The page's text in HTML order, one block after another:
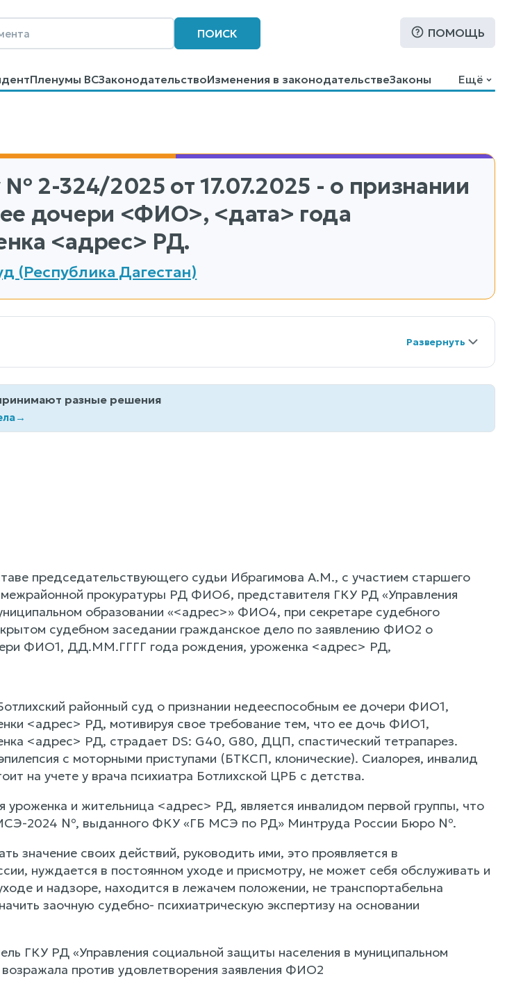
ПОИСК ПОМОЩЬ
Пленумы ВСЗаконодательствоИзменения в законодательствеЗаконы
Поиск
Ещё
№ 2-324/2025 от 17.07.2025 - о признании
дочери <ФИО>, <дата> года
<адрес> РД.
(Республика Дагестан)
разные решения
→
председательствующего судьи Ибрагимова А.М., с участием старшего
прокуратуры РД ФИО6, представителя ГКУ РД «Управления
образовании «<адрес>» ФИО4, при секретаре судебного
судебном заседании гражданское дело по заявлению ФИО2 о
ФИО1, ДД.ММ.ГГГГ года рождения, уроженка <адрес> РД,
районный суд о признании недееспособным ее дочери ФИО1,
<адрес> РД, мотивируя свое требование тем, что ее дочь ФИО1,
<адрес> РД, страдает DS: G40, G80, ДЦП, спастический тетрапарез.
с моторными приступами (БТКСП, клонические). Сиалорея, инвалид
на учете у врача психиатра Ботлихской ЦРБ с детства.
и жительница <адрес> РД, является инвалидом первой группы, что
МСЭ-2024 №, выданного ФКУ «ГБ МСЭ по РД» Минтруда России Бюро №.
значение своих действий, руководить ими, это проявляется в
нуждается в постоянном уходе и присмотру, не может себя обслуживать и
и надзоре, находится в лежачем положении, не транспортабельна
заочную судебно- психиатрическую экспертизу на основании
ГКУ РД «Управления социальной защиты населения в муниципальном
против удовлетворения заявления ФИО2